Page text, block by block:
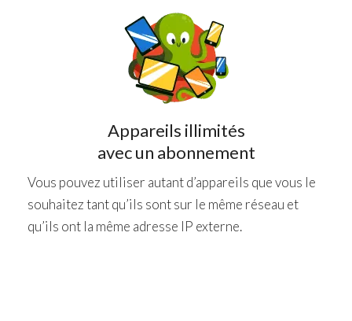
Appareils illimités
avec un abonnement
Vous pouvez utiliser autant d’appareils que vous le
souhaitez tant qu’ils sont sur le même réseau et
qu’ils ont la même adresse IP externe.